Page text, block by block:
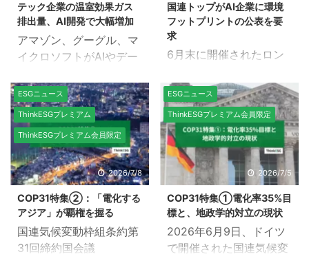
テック企業の温室効果ガス
排出量、AI開発で大幅増加
アマゾン、グーグル、マ
イクロソフトがAIやデー
需要に対応するため、信
頼性の高い電力を迅速に
確保・供給する取り組み
「スピード・トゥ・パワ
ー」*１には、2025年と
2026年だけで合計約
7,500億ドル(約123兆円)
を投資している。その一
方で、各社の温室効果ガ
ス削減目標を覆す事態を
招いている。 3社とも、
国連トップがAI企業に環境
フットプリントの公表を要
求
6月末に開催されたロン
クション・ウィークに
て、国連は、AI企業に対
し、環境フットプリント
を「包み隠さず公表す
る」よう強く求めた。背
景には2025年時点でデ
ータセンターの電力消費
量が世界の上位10カ国を
除くすべての国を上回っ
たとする国連の最新の調
査結果がある。これを受
ESGニュース
ThinkESGプレミアム
ThinkESGプレミアム会員限定
2026/7/8
COP31特集②：「電化する
アジア」が覇権を握る
国連気候変動枠組条約第
31回締約国会議
ESGニュース
ThinkESGプレミアム会員限定
2026/7/5
COP31特集①電化率35%目
標と、地政学的対立の現状
2026年6月9日、ドイツ
で開催された国連気候変